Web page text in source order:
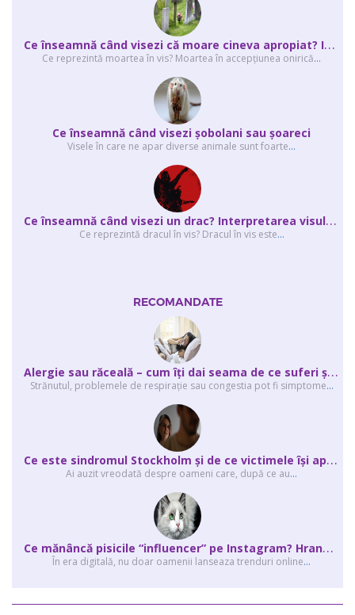
C
e înseamnă când visezi că moare cineva apropiat? Interpretarea visului în ...
Ce reprezintă moartea în vis? Moartea în accepţiunea onirică...
Ce înseamnă când visezi şobolani sau şoareci
Visele în care ne apar diverse animale sunt foarte...
C
e înseamnă când visezi un drac? Interpretarea visului în care apar unul sau...
Ce reprezintă dracul în vis? Dracul în vis este...
RECOMANDATE
A
lergie sau răceală – cum îţi dai seama de ce suferi și de ce conteaz...
Strănutul, problemele de respirație sau congestia pot fi simptome...
C
e este sindromul Stockholm și de ce victimele își apără agresorii.
Ai auzit vreodată despre oameni care, după ce au...
C
e mănâncă pisicile “influencer” pe Instagram? Hrana lor virală
În era digitală, nu doar oamenii lanseaza trenduri online...